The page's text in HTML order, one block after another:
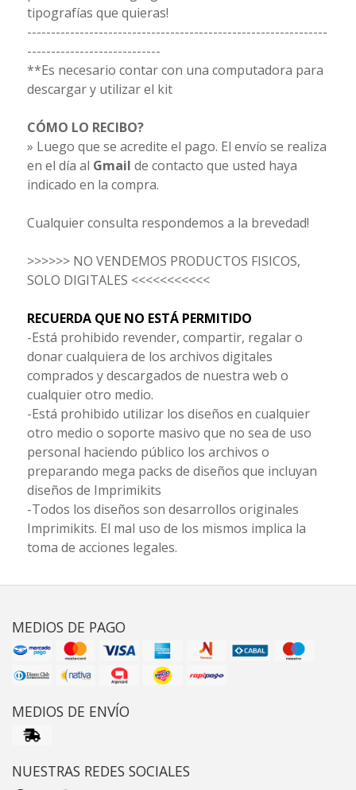
tipografías que quieras!
---------------------------------------------------------------
----------------------------
**Es necesario contar con una computadora para
descargar y utilizar el kit
CÓMO LO RECIBO?
» Luego que se acredite el pago. El envío se realiza
en el día al Gmail de contacto que usted haya
indicado en la compra.
Cualquier consulta respondemos a la brevedad!
>>>>>> NO VENDEMOS PRODUCTOS FISICOS,
SOLO DIGITALES <<<<<<<<<<<
RECUERDA QUE NO ESTÁ PERMITIDO
-Está prohibido revender, compartir, regalar o
donar cualquiera de los archivos digitales
comprados y descargados de nuestra web o
cualquier otro medio.
-Está prohibido utilizar los diseños en cualquier
otro medio o soporte masivo que no sea de uso
personal haciendo público los archivos o
preparando mega packs de diseños que incluyan
diseños de Imprimikits
-Todos los diseños son desarrollos originales
Imprimikits. El mal uso de los mismos implica la
toma de acciones legales.
MEDIOS DE PAGO
MEDIOS DE ENVÍO
NUESTRAS REDES SOCIALES